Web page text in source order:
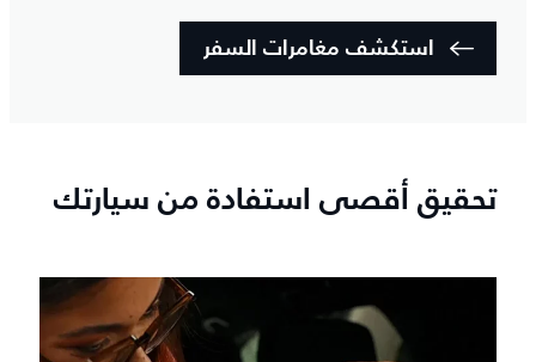
استكشف مغامرات السفر
تحقيق أقصى استفادة من سيارتك